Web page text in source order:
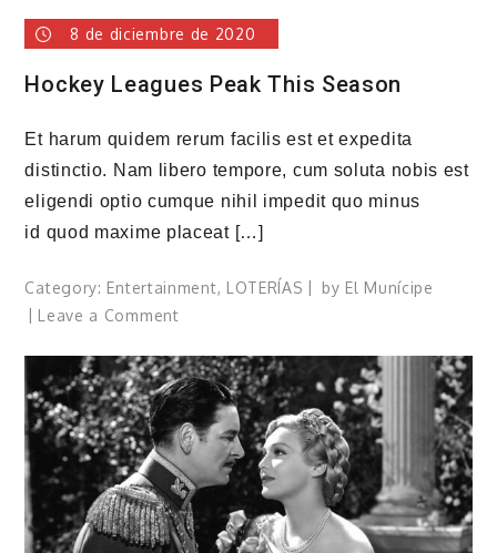
8 de diciembre de 2020
Hockey Leagues Peak This Season
Et harum quidem rerum facilis est et expedita
distinctio. Nam libero tempore, cum soluta nobis est
eligendi optio cumque nihil impedit quo minus
id quod maxime placeat […]
Category: Entertainment, LOTERÍAS by El Munícipe
Leave a Commenton
Leagues
Peak
This
Season